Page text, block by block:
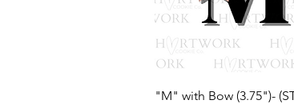
Visualização rápida
"M" with Bow (3.75")-